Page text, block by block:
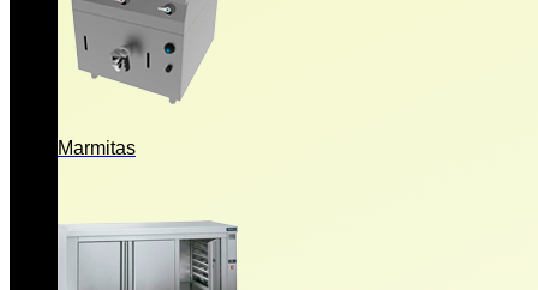
Marmitas